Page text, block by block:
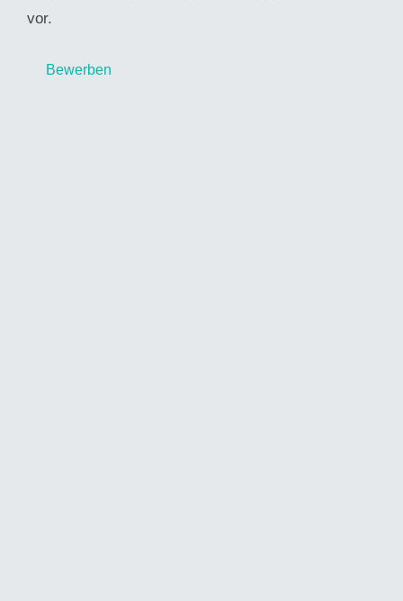
vor.
Bewerben